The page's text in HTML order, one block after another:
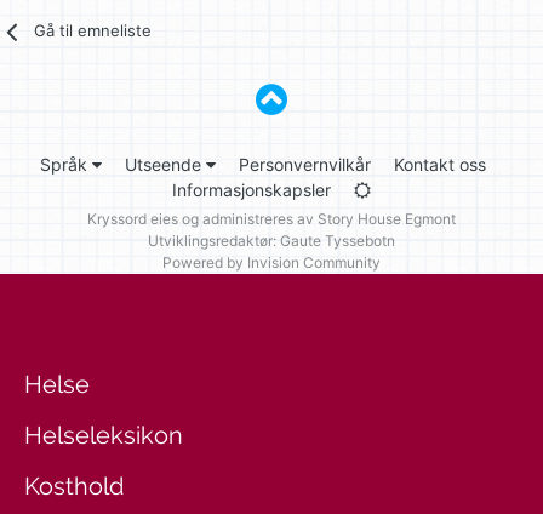
Gå til emneliste
Språk Utseende Personvernvilkår
Kontakt oss
Informasjonskapsler
Kryssord eies og administreres av Story House Egmont
Utviklingsredaktør: Gaute Tyssebotn
Powered by Invision Community
Helse
Helseleksikon
Kosthold